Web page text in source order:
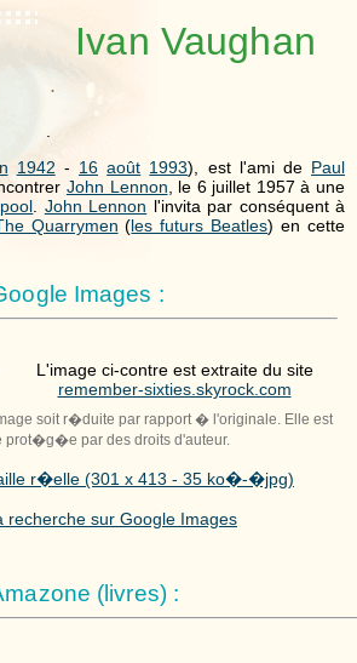
Ivan Vaughan
.
1942 - 16 août 1993), est l'ami de Paul
John Lennon, le 6 juillet 1957 à une
. John Lennon l'invita par conséquent à
Quarrymen (les futurs Beatles) en cette
Images :
L'image ci-contre est extraite du site
remember-sixties.skyrock.com
soit r�duite par rapport � l'originale. Elle est
par des droits d'auteur.
r�elle (301 x 413 - 35 ko�-�jpg)
recherche sur Google Images
(livres) :